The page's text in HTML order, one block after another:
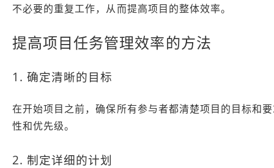
不必要的重复工作，从而提高项目的整体效率。
提高项目任务管理效率的方法
1. 确定清晰的目标
在开始项目之前，确保所有参与者都清楚项目的目标和
性和优先级。
2. 制定详细的计划